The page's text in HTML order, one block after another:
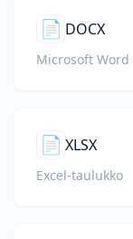
📄 DOCX
Microsoft Word
📄 XLSX
Excel-taulukko